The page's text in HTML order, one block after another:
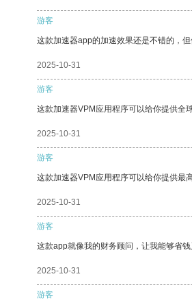
游客
这款加速器app的加速效果还是不错的，
2025-10-31
游客
这款加速器VPM应用程序可以给你提供全
2025-10-31
游客
这款加速器VPM应用程序可以给你提供最
2025-10-31
游客
这款app就像我的财务顾问，让我能够省钱
2025-10-31
游客